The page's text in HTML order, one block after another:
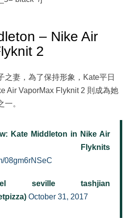
– Nike Air
2
之妻，為了保持形象，Kate平日
Air VaporMax Flyknit 2 則成為她
。
Kate Middleton in Nike Air
Flyknits
08gm6rNSeC
seville tashjian
October 31, 2017